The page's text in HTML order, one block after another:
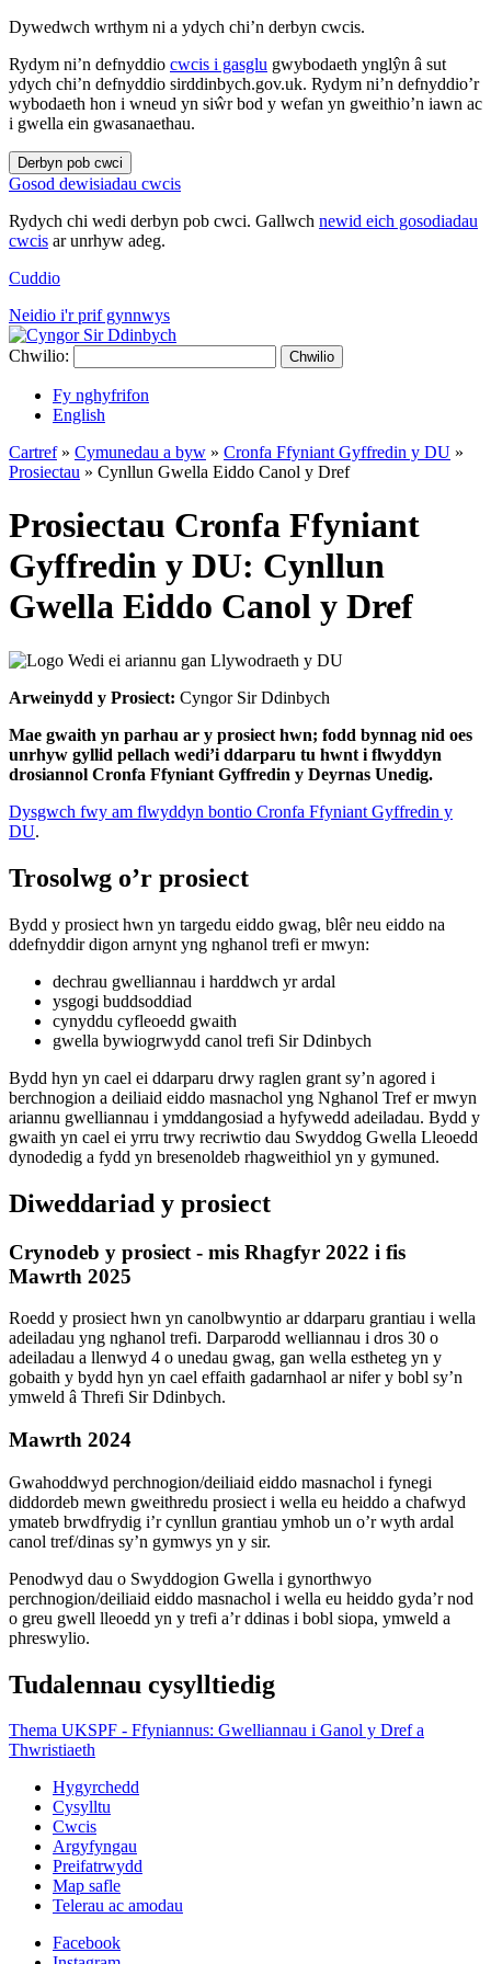
Dywedwch wrthym ni a ydych chi’n derbyn cwcis.
Rydym ni’n defnyddio cwcis i gasglu gwybodaeth ynglŷn â sut
ydych chi’n defnyddio sirddinbych.gov.uk. Rydym ni’n defnyddio’r
wybodaeth hon i wneud yn siŵr bod y wefan yn gweithio’n iawn ac
i gwella ein gwasanaethau.
Derbyn pob cwci
Gosod dewisiadau cwcis
Rydych chi wedi derbyn pob cwci. Gallwch newid eich gosodiadau
cwcis ar unrhyw adeg.
Cuddio
Neidio i'r prif gynnwys
Chwilio: Chwilio
Fy nghyfrifon
English
Cartref» Cymunedau a byw » Cronfa Ffyniant Gyffredin y DU »
Prosiectau » Cynllun Gwella Eiddo Canol y Dref
Prosiectau Cronfa Ffyniant
Gyffredin y DU: Cynllun
Gwella Eiddo Canol y Dref
Arweinydd y Prosiect: Cyngor Sir Ddinbych
Mae gwaith yn parhau ar y prosiect hwn; fodd bynnag nid oes
unrhyw gyllid pellach wedi’i ddarparu tu hwnt i flwyddyn
drosiannol Cronfa Ffyniant Gyffredin y Deyrnas Unedig.
Dysgwch fwy am flwyddyn bontio Cronfa Ffyniant Gyffredin y
DU.
Trosolwg o’r prosiect
Bydd y prosiect hwn yn targedu eiddo gwag, blêr neu eiddo na
ddefnyddir digon arnynt yng nghanol trefi er mwyn:
dechrau gwelliannau i harddwch yr ardal
ysgogi buddsoddiad
cynyddu cyfleoedd gwaith
gwella bywiogrwydd canol trefi Sir Ddinbych
Bydd hyn yn cael ei ddarparu drwy raglen grant sy’n agored i
berchnogion a deiliaid eiddo masnachol yng Nghanol Tref er mwyn
ariannu gwelliannau i ymddangosiad a hyfywedd adeiladau. Bydd y
gwaith yn cael ei yrru trwy recriwtio dau Swyddog Gwella Lleoedd
dynodedig a fydd yn bresenoldeb rhagweithiol yn y gymuned.
Diweddariad y prosiect
Crynodeb y prosiect - mis Rhagfyr 2022 i fis
Mawrth 2025
Roedd y prosiect hwn yn canolbwyntio ar ddarparu grantiau i wella
adeiladau yng nghanol trefi. Darparodd welliannau i dros 30 o
adeiladau a llenwyd 4 o unedau gwag, gan wella estheteg yn y
gobaith y bydd hyn yn cael effaith gadarnhaol ar nifer y bobl sy’n
ymweld â Threfi Sir Ddinbych.
Mawrth 2024
Gwahoddwyd perchnogion/deiliaid eiddo masnachol i fynegi
diddordeb mewn gweithredu prosiect i wella eu heiddo a chafwyd
ymateb brwdfrydig i’r cynllun grantiau ymhob un o’r wyth ardal
canol tref/dinas sy’n gymwys yn y sir.
Penodwyd dau o Swyddogion Gwella i gynorthwyo
perchnogion/deiliaid eiddo masnachol i wella eu heiddo gyda’r nod
o greu gwell lleoedd yn y trefi a’r ddinas i bobl siopa, ymweld a
phreswylio.
Tudalennau cysylltiedig
Thema UKSPF - Ffyniannus: Gwelliannau i Ganol y Dref a
Thwristiaeth
Hygyrchedd
Cysylltu
Cwcis
Argyfyngau
Preifatrwydd
Map safle
Telerau ac amodau
Facebook